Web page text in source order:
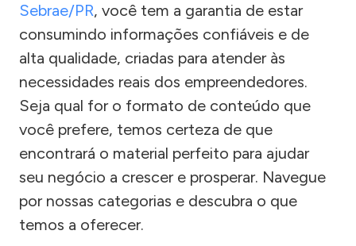
Sebrae/PR, você tem a garantia de estar
consumindo informações confiáveis e de
alta qualidade, criadas para atender às
necessidades reais dos empreendedores.
Seja qual for o formato de conteúdo que
você prefere, temos certeza de que
encontrará o material perfeito para ajudar
seu negócio a crescer e prosperar. Navegue
por nossas categorias e descubra o que
temos a oferecer.